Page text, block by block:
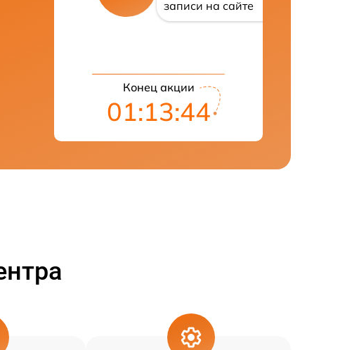
записи на сайте
Конец акции
01:13:43